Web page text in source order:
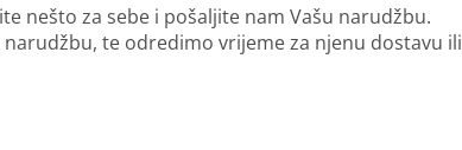
nešto za sebe i pošaljite nam Vašu narudžbu.
te odredimo vrijeme za njenu dostavu ili